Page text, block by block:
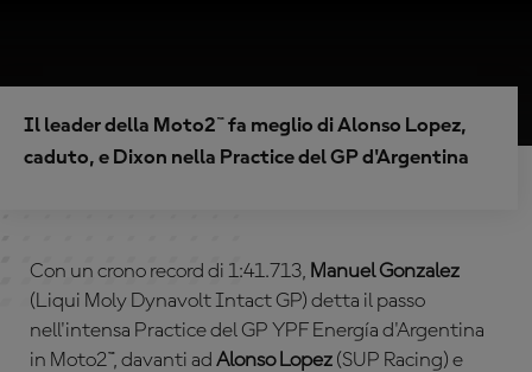
Il leader della Moto2™ fa meglio di Alonso Lopez,
caduto, e Dixon nella Practice del GP d'Argentina
Con un crono record di 1:41.713, Manuel Gonzalez
(Liqui Moly Dynavolt Intact GP) detta il passo
nell'intensa Practice del GP YPF Energía d'Argentina
in Moto2™, davanti ad Alonso Lopez (SUP Racing) e